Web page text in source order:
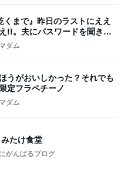
くまで』昨日のラストにええ
!!。夫にパスワードを聞きま
ダム
うがおいしかった？それでも
定フラペチーノ
ダム
たけ食堂
がんばるブログ